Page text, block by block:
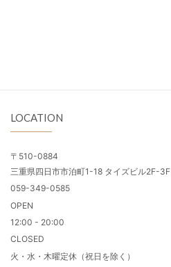
LOCATION
〒510-0884
三重県四日市市泊町1-18 タイズビル2F-3F
059-349-0585
OPEN
12:00 - 20:00
CLOSED
火・水・木曜定休（祝日を除く）